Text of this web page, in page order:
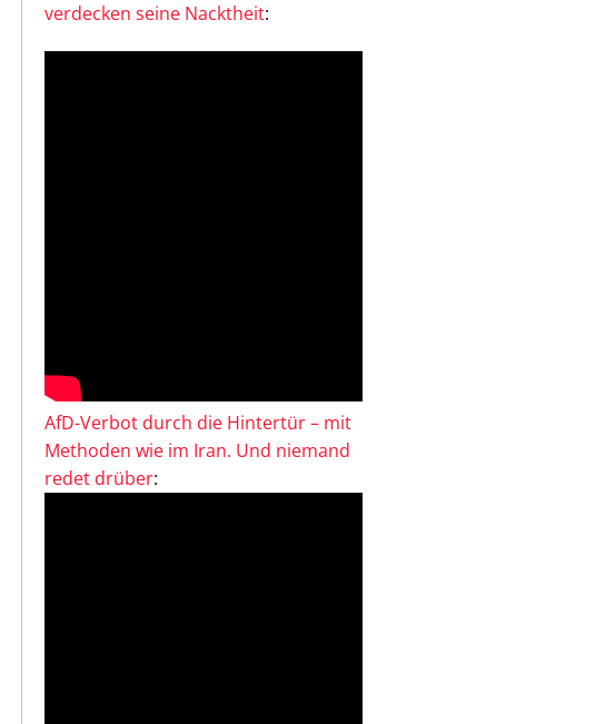
verdecken seine Nacktheit:
AfD-Verbot durch die Hintertür – mit
Methoden wie im Iran. Und niemand
redet drüber: